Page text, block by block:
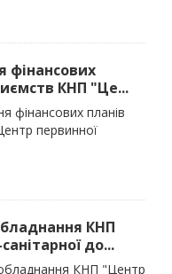
фінансових
КНП "Це...
фінансових планів
первинної
КНП
до...
КНП "Центр